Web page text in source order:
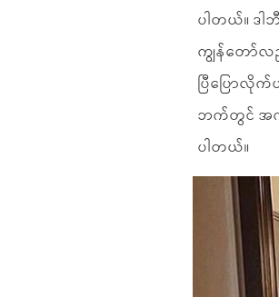
ပါတယ်။ ဒ
ကျွန်တော်လ
ပြီပြောလို
ဘက်တွင် အကျ
ပါတယ်။